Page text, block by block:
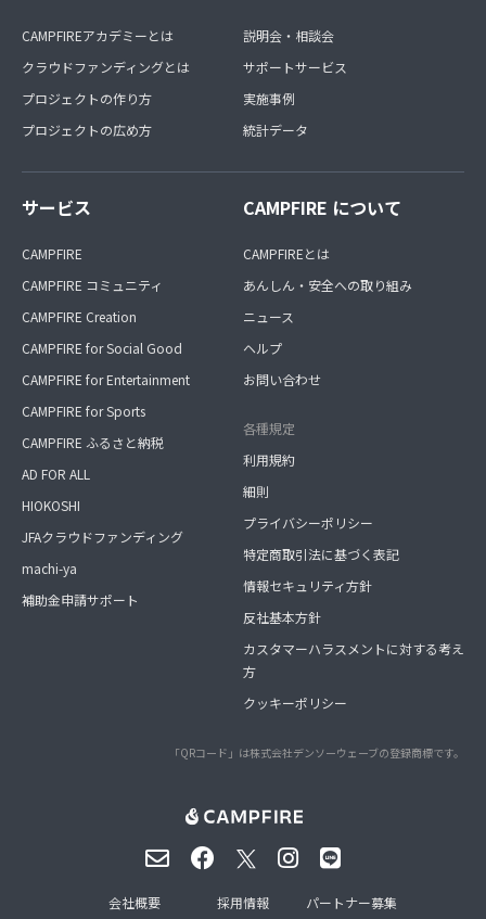
CAMPFIREアカデミーとは
クラウドファンディングとは
プロジェクトの作り方
プロジェクトの広め方
説明会・相談会
サポートサービス
実施事例
統計データ
サービス
CAMPFIRE
CAMPFIRE コミュニティ
CAMPFIRE Creation
CAMPFIRE for Social Good
CAMPFIRE for Entertainment
CAMPFIRE for Sports
CAMPFIRE ふるさと納税
AD FOR ALL
HIOKOSHI
JFAクラウドファンディング
machi-ya
補助金申請サポート
CAMPFIRE について
CAMPFIREとは
あんしん・安全への取り組み
ニュース
ヘルプ
お問い合わせ
各種規定
利用規約
細則
プライバシーポリシー
特定商取引法に基づく表記
情報セキュリティ方針
反社基本方針
カスタマーハラスメントに対する考え
方
クッキーポリシー
「QRコード」は株式会社デンソーウェーブの登録商標です。
会社概要 採用情報 パートナー募集